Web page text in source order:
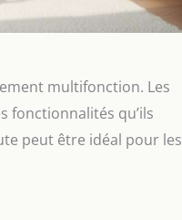
multifonction. Les
fonctionnalités qu’ils
peut être idéal pour les